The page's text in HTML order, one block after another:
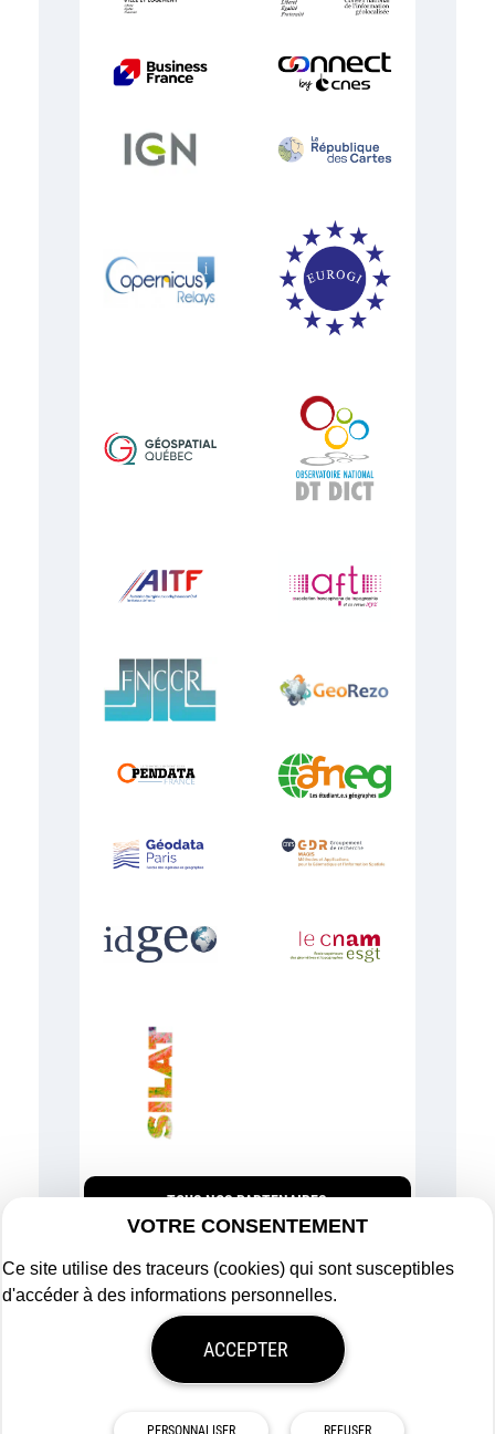
TOUS NOS PARTENAIRES
Mentions légales
Politique de confidentialité
VOTRE CONSENTEMENT
Ce site utilise des traceurs (cookies) qui sont susceptibles
d'accéder à des informations personnelles.
ACCEPTER
PERSONNALISER REFUSER